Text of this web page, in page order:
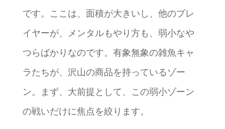
です。ここは、面積が大きいし、他のプレ
イヤーが、メンタルもやり方も、弱小なや
つらばかりなのです。有象無象の雑魚キャ
ラたちが、沢山の商品を持っているゾー
ン。まず、大前提として、この弱小ゾーン
の戦いだけに焦点を絞ります。